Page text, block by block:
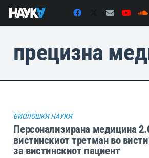
прецизна
БИОЛОШКИ НАУКИ
Персонализирана медицина
вистинскиот третман во
за вистинскиот пациент